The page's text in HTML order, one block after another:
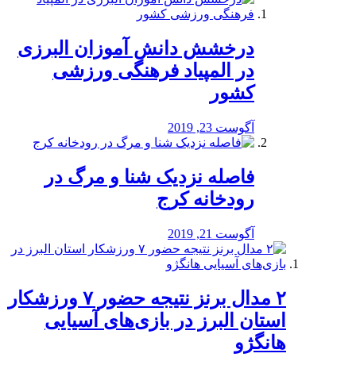
درخشش دانش آموزان البرزی
در المپیاد فرهنگی ورزشی
کشور
آگوست 23, 2019
️فاصله نزدیک شنا و مرگ در
رودخانه کرج
آگوست 21, 2019
۲ مدال برنز نتیجه حضور ۷ ورزشکار
استان البرز در بازی‌های آسیایی
هانگژو